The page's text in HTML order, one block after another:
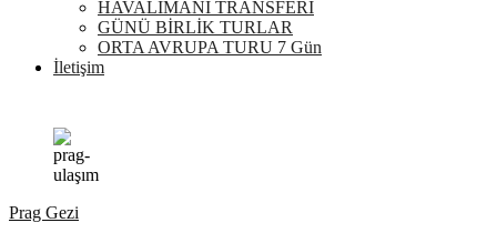
HAVALİMANI TRANSFERİ
GÜNÜ BİRLİK TURLAR
ORTA AVRUPA TURU 7 Gün
İletişim
Prag Gezi